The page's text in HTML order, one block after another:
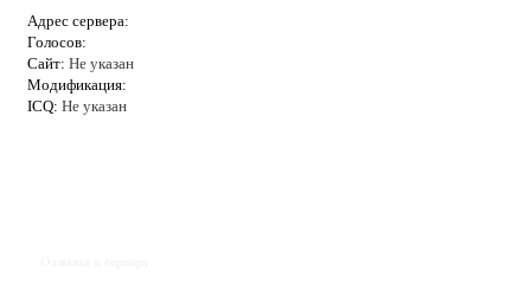
Адрес сервера:
Голосов:
Сайт: Не указан
Модификация:
ICQ: Не указан